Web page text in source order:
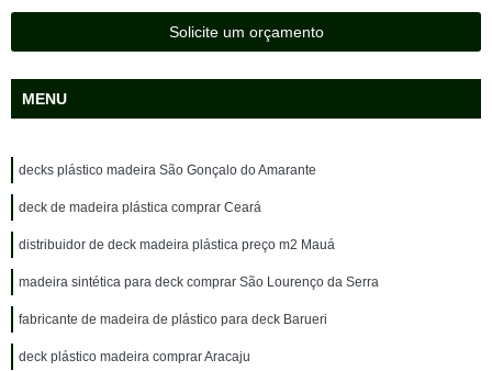
Solicite um orçamento
MENU
decks plástico madeira São Gonçalo do Amarante
deck de madeira plástica comprar Ceará
distribuidor de deck madeira plástica preço m2 Mauá
madeira sintética para deck comprar São Lourenço da Serra
fabricante de madeira de plástico para deck Barueri
deck plástico madeira comprar Aracaju